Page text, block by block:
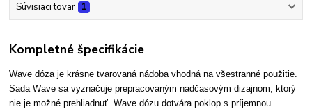
Súvisiaci tovar 1
Kompletné špecifikácie
Wave dóza je krásne tvarovaná nádoba vhodná na všestranné použitie.
Sada Wave sa vyznačuje prepracovaným nadčasovým dizajnom, ktorý
nie je možné prehliadnuť. Wave dózu dotvára poklop s príjemnou